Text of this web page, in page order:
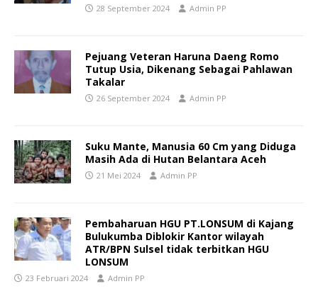
28 September 2024 Admin PP
Pejuang Veteran Haruna Daeng Romo
Tutup Usia, Dikenang Sebagai Pahlawan
Takalar
26 September 2024 Admin PP
Suku Mante, Manusia 60 Cm yang Diduga
Masih Ada di Hutan Belantara Aceh
21 Mei 2024 Admin PP
Pembaharuan HGU PT.LONSUM di Kajang
Bulukumba Diblokir Kantor wilayah
ATR/BPN Sulsel tidak terbitkan HGU
LONSUM
23 Februari 2024 Admin PP